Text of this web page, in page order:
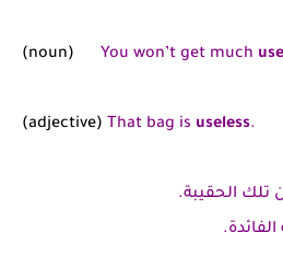
(noun) You won’t get much use
(adjective) That bag is useless.
تلك الحقيبة.